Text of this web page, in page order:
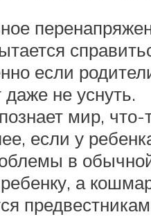
если
не уснуть.
мир, что-
если у
в
а